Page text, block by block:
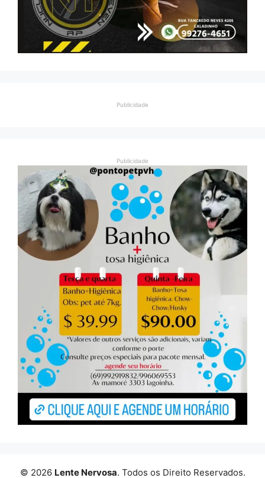
Publicidade
Publicidade
© 2026 Lente Nervosa. Todos os Direito Reservados.